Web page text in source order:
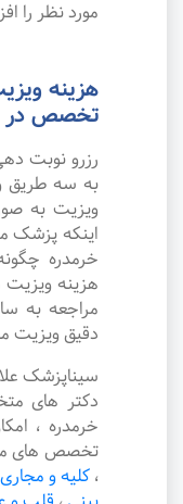
مورد نظر را
هزینه
تخصص در
رزرو نوبت
به سه طریق
ویزیت به
اینکه
خرمدره
هزینه
مراجعه به
دقیق ویزیت
سیناپزشک
دکتر های
خرمدره ،
تخصص های
، کلیه و